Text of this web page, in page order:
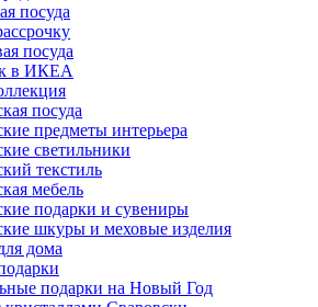
посуда
посуда
в ИКЕА
посуда
предметы интерьера
светильники
текстиль
мебель
подарки и сувениры
шкуры и меховые изделия
дома
подарки на Новый Год